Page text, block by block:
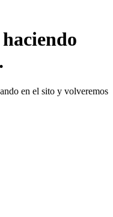
en el sito y volveremos